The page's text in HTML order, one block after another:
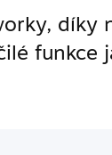
díky
funkce